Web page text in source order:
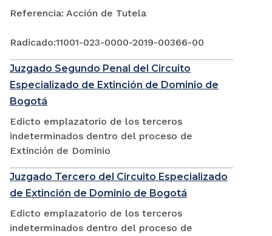
Referencia: Acción de Tutela
Radicado:11001-023-0000-2019-00366-00
Juzgado Segundo Penal del Circuito
Especializado de Extinción de Dominio de
Bogotá
Edicto emplazatorio de los terceros
indeterminados dentro del proceso de
Extinción de Dominio
Juzgado Tercero del Circuito Especializado
de Extinción de Dominio de Bogotá
Edicto emplazatorio de los terceros
indeterminados dentro del proceso de